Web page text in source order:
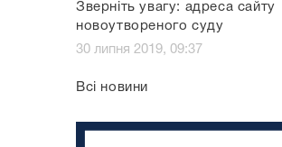
Зверніть увагу: адреса сайту
новоутвореного суду
30 липня 2019, 09:37
Всі новини